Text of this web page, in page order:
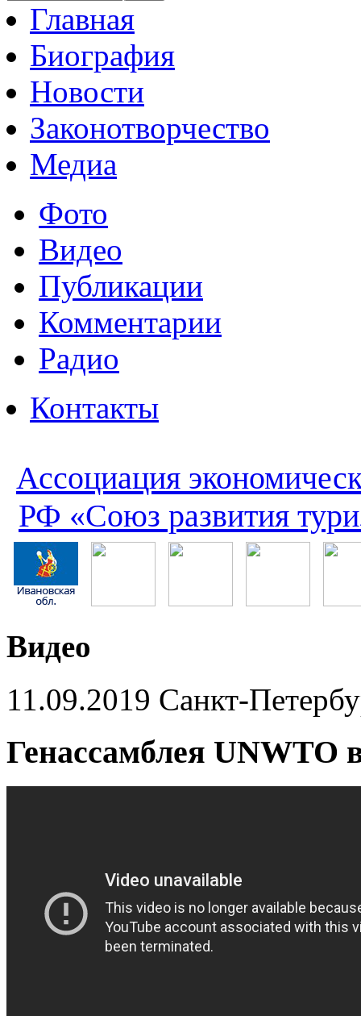
Главная
Биография
Новости
Законотворчество
Медиа
Фото
Видео
Публикации
Комментарии
Радио
Контакты
Ассоциация
РФ «Союз развития
Видео
11.09.2019 Cанкт-
Генассамблея UNWTO